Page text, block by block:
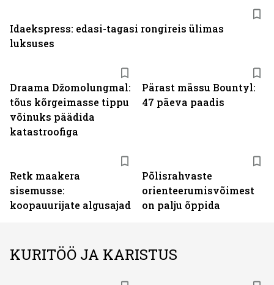
Draama Džomolungmal:
tõus kõrgeimasse tippu
võinuks päädida
katastroofiga
Pärast mässu Bountyl:
47 päeva paadis
Retk maakera
sisemusse:
koopauurijate algusajad
Põlisrahvaste
orienteerumisvõimest
on palju õppida
Idaekspress: edasi-tagasi rongireis ülimas
luksuses
KURITÖÖ JA KARISTUS